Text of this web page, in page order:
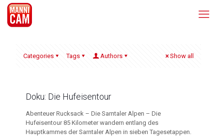
Categories Tags Authors Show all
Doku: Die Hufeisentour
Abenteuer Rucksack – Die Sarntaler Alpen – Die
Hufeisentour 85 Kilometer wandern entlang des
Hauptkammes der Sarntaler Alpen in sieben Tagesetappen.